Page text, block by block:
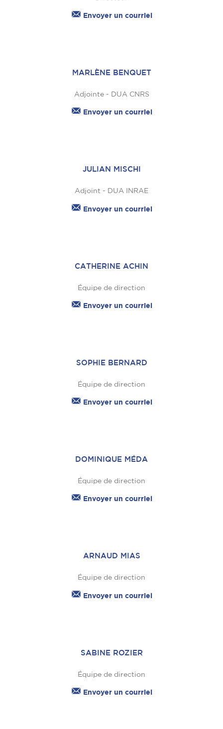
Envoyer un courriel
MARLÈNE BENQUET
Adjointe - DUA CNRS
Envoyer un courriel
JULIAN MISCHI
Adjoint - DUA INRAE
Envoyer un courriel
CATHERINE ACHIN
Équipe de direction
Envoyer un courriel
SOPHIE BERNARD
Équipe de direction
Envoyer un courriel
DOMINIQUE MÉDA
Équipe de direction
Envoyer un courriel
ARNAUD MIAS
Équipe de direction
Envoyer un courriel
SABINE ROZIER
Équipe de direction
Envoyer un courriel